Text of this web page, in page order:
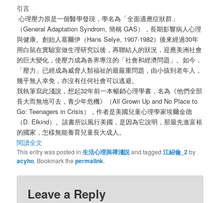
引言
心理壓力原是一個醫學發現，學名為「全面適應症狀群」
（General Adaptation Syndrom, 簡稱 GAS），長期影響病人心理
與健康。創始人塞爾伊（Hans Selye, 1907-1982）後來經過30年
用白鼠在實驗室做生理研究以後，再聯結人的狀況，迎應美洲社會
的巨大變化，使壓力成為各界專注的「社會和經濟問題」。如今，
「壓力」已經成為威脅人類福祉的最嚴重問題，由小孩到老年人，
幾乎無人幸免，亦沒有任何社會可以逃避。
我執筆寫此淺說，想起32年前一本暢銷心理學書，名為《他們全部
長大而無地可去，青少年危機》（All Grown Up and No Place to
Go: Teenagers in Crisis），作者是美國兒童心理學家埃爾金德
（D. Elkind）。該書所以風行美國，是因為它說明，那最先進富裕
的國家，怎樣無能養育兒童長大成人。
閱讀全文
This entry was posted in生活心理與禪淺説and tagged江紹倫_2by
acyho. Bookmark thepermalink.
Leave a Reply